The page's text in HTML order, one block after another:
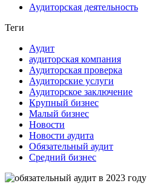
Аудиторская деятельность
Теги
Аудит
аудиторская компания
Аудиторская проверка
Аудиторские услуги
Аудиторское заключение
Крупный бизнес
Малый бизнес
Новости
Новости аудита
Обязательный аудит
Средний бизнес